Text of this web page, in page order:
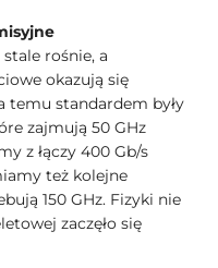
rośnie, a
okazują się
temu standardem były
zajmują 50 GHz
z łączy 400 Gb/s
też kolejne
150 GHz. Fizyki nie
zaczęło się